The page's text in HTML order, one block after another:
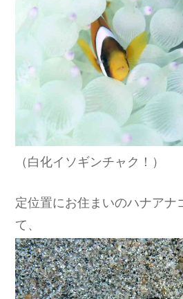
（白化イソギンチャク！）
定位置にお住まいのハナアナ
て、